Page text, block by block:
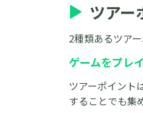
ツアー
2種類あるツア
ゲームをプレイ
ツアーポイント
することでも集